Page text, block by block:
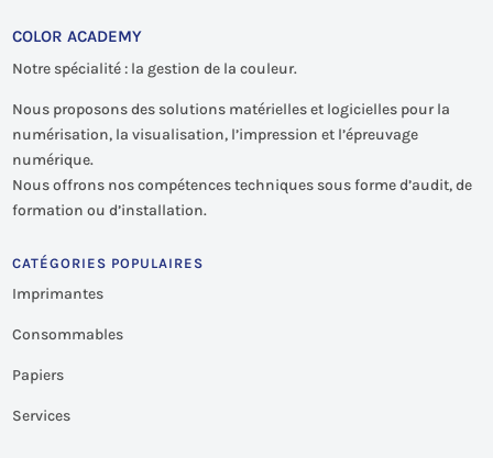
COLOR ACADEMY
Notre spécialité : la gestion de la couleur.
Nous proposons des solutions matérielles et logicielles pour la
numérisation, la visualisation, l’impression et l’épreuvage
numérique.
Nous offrons nos compétences techniques sous forme d’audit, de
formation ou d’installation.
CATÉGORIES POPULAIRES
Imprimantes
Consommables
Papiers
Services